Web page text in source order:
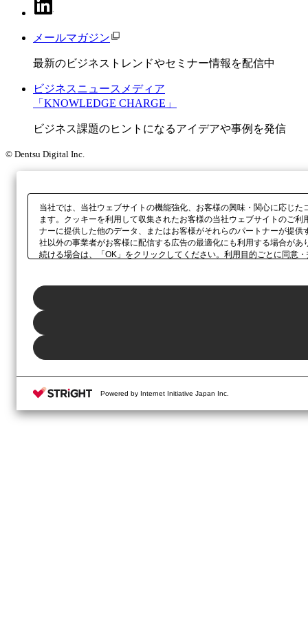
メールマガジン
最新のビジネストレンドやセミナー情報を配信中
ビジネスニュースメディア
「KNOWLEDGE CHARGE」
ビジネス課題のヒントになるアイデアや事例を発信
© Dentsu Digital Inc.
当社では、当社ウェブサイトの機能強化、お客様の興味・関心に応じ
ます。クッキーを利用して収集されたお客様の当社ウェブサイトのご
ナーに提供した他のデータ、またはお客様がそれらのパートナーが提
社以外の事業者がお客様に配信する広告の最適化にも利用する場合が
続ける場合は、「OK」をクリックしてください。利用目的ごとに同意
Powered by Internet Initiative Japan Inc.